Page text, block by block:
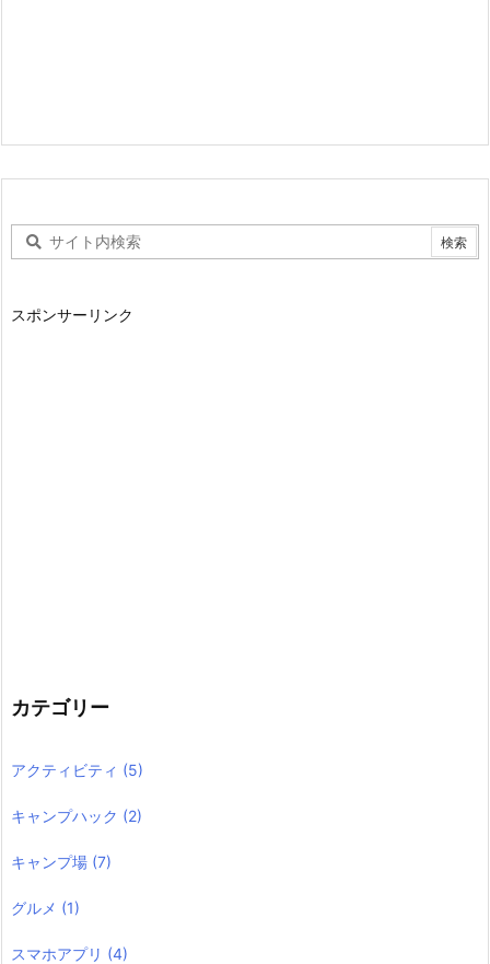
スポンサーリンク
カテゴリー
アクティビティ (5)
キャンプハック (2)
キャンプ場 (7)
グルメ (1)
スマホアプリ (4)